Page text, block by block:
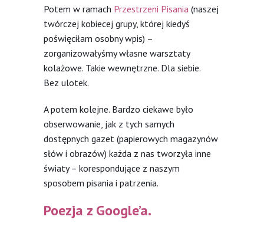
Potem w ramach Przestrzeni Pisania (naszej
twórczej kobiecej grupy, której kiedyś
poświęciłam osobny wpis) –
zorganizowałyśmy własne warsztaty
kolażowe. Takie wewnętrzne. Dla siebie.
Bez ulotek.
A potem kolejne. Bardzo ciekawe było
obserwowanie, jak z tych samych
dostępnych gazet (papierowych magazynów
słów i obrazów) każda z nas tworzyła inne
światy – korespondujące z naszym
sposobem pisania i patrzenia.
Poezja z Google’a.